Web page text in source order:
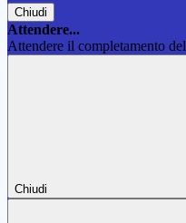
Chiudi
Attendere...
Attendere il completamento
Chiudi